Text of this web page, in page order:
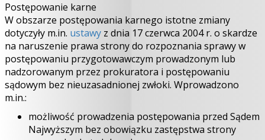
Postępowanie karne
W obszarze postępowania karnego istotne zmiany
dotyczyły m.in. ustawy z dnia 17 czerwca 2004 r. o skardze
na naruszenie prawa strony do rozpoznania sprawy w
postępowaniu przygotowawczym prowadzonym lub
nadzorowanym przez prokuratora i postępowaniu
sądowym bez nieuzasadnionej zwłoki. Wprowadzono
m.in.:
możliwość prowadzenia postępowania przed Sądem
Najwyższym bez obowiązku zastępstwa strony